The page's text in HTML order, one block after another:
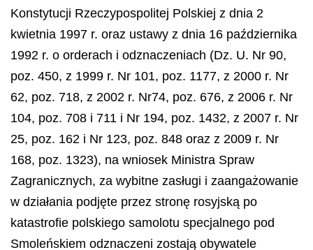
Konstytucji Rzeczypospolitej Polskiej z dnia 2
kwietnia 1997 r. oraz ustawy z dnia 16 października
1992 r. o orderach i odznaczeniach (Dz. U. Nr 90,
poz. 450, z 1999 r. Nr 101, poz. 1177, z 2000 r. Nr
62, poz. 718, z 2002 r. Nr74, poz. 676, z 2006 r. Nr
104, poz. 708 i 711 i Nr 194, poz. 1432, z 2007 r. Nr
25, poz. 162 i Nr 123, poz. 848 oraz z 2009 r. Nr
168, poz. 1323), na wniosek Ministra Spraw
Zagranicznych, za wybitne zasługi i zaangażowanie
w działania podjęte przez stronę rosyjską po
katastrofie polskiego samolotu specjalnego pod
Smoleńskiem odznaczeni zostają obywatele